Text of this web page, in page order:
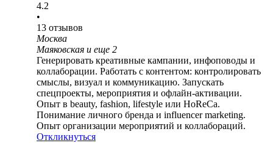
4.2
•
13 отзывов
Москва
Маяковская и еще 2
Генерировать креативные кампании, инфоповоды и
коллаборации. Работать с контентом: контролировать
смыслы, визуал и коммуникацию. Запускать
спецпроекты, мероприятия и офлайн-активации.
Опыт в beauty, fashion, lifestyle или HoReCa.
Понимание личного бренда и influencer marketing.
Опыт организации мероприятий и коллабораций.
Откликнуться